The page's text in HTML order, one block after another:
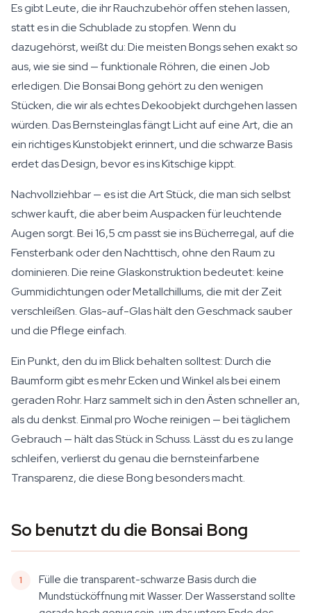
Es gibt Leute, die ihr Rauchzubehör offen stehen lassen,
statt es in die Schublade zu stopfen. Wenn du
dazugehörst, weißt du: Die meisten Bongs sehen exakt so
aus, wie sie sind — funktionale Röhren, die einen Job
erledigen. Die Bonsai Bong gehört zu den wenigen
Stücken, die wir als echtes Dekoobjekt durchgehen lassen
würden. Das Bernsteinglas fängt Licht auf eine Art, die an
ein richtiges Kunstobjekt erinnert, und die schwarze Basis
erdet das Design, bevor es ins Kitschige kippt.
Nachvollziehbar — es ist die Art Stück, die man sich selbst
schwer kauft, die aber beim Auspacken für leuchtende
Augen sorgt. Bei 16,5 cm passt sie ins Bücherregal, auf die
Fensterbank oder den Nachttisch, ohne den Raum zu
dominieren. Die reine Glaskonstruktion bedeutet: keine
Gummidichtungen oder Metallchillums, die mit der Zeit
verschleißen. Glas-auf-Glas hält den Geschmack sauber
und die Pflege einfach.
Ein Punkt, den du im Blick behalten solltest: Durch die
Baumform gibt es mehr Ecken und Winkel als bei einem
geraden Rohr. Harz sammelt sich in den Ästen schneller an,
als du denkst. Einmal pro Woche reinigen — bei täglichem
Gebrauch — hält das Stück in Schuss. Lässt du es zu lange
schleifen, verlierst du genau die bernsteinfarbene
Transparenz, die diese Bong besonders macht.
So benutzt du die Bonsai Bong
Fülle die transparent-schwarze Basis durch die
Mundstücköffnung mit Wasser. Der Wasserstand sollte